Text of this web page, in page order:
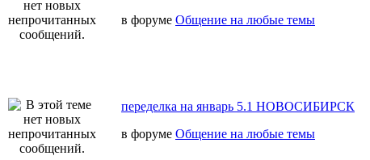
в форуме Общение на любые темы
переделка на январь 5.1 НОВОСИБИРСК
в форуме Общение на любые темы